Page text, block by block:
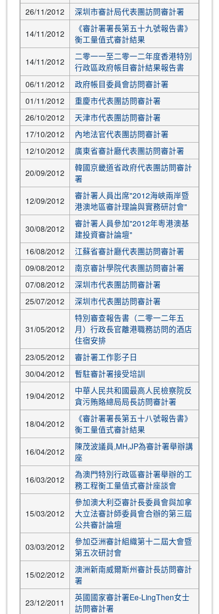
26/11/2012
深圳市審計局代表團訪問審計署
14/11/2012
《審計署署長第五十九號報告書》
衡工量值式審計結果
14/11/2012
二零一一至二零一二年度香港特別
行政區政府帳目審計結果報告書
06/11/2012
政府帳目委員會訪問審計署
01/11/2012
重慶市代表團訪問審計署
26/10/2012
天津市代表團訪問審計署
17/10/2012
內地法官代表團訪問審計署
12/10/2012
廣東省審計廳代表團訪問審計署
20/09/2012
韓國京畿道省政府代表團訪問審計
署
12/09/2012
審計署人員出席"2012海峽兩岸暨
港澳地區審計理論與實務研討會"
30/08/2012
審計署人員參加"2012年粵港澳基
建投資審計論壇"
16/08/2012
江蘇省審計廳代表團訪問審計署
09/08/2012
南京審計學院代表團訪問審計署
07/08/2012
深圳市代表團訪問審計署
25/07/2012
深圳市代表團訪問審計署
31/05/2012
特別審查報告書（二零一二年五
月）行政長官離港職務訪問的酒店
住宿安排
23/05/2012
審計署工作影子日
30/04/2012
暫駐審計署接受培訓
19/04/2012
中華人民共和國最高人民檢察院反
貪污賄賂總局局長訪問審計署
18/04/2012
《審計署署長第五十八號報告書》
衡工量值式審計結果
16/04/2012
陳茂波議員,MH,JP為審計署舉辦講
座
16/03/2012
為澳門特別行政區審計署舉辦的工
務工程衡工量值式審計座談會
15/03/2012
參加澳大利亞審計長委員會與加拿
大立法審計師委員會合辦的第三屆
公共審計論壇
03/03/2012
參加亞洲審計組織第十二屆大會暨
第五次研討會
15/02/2012
澳洲新南威爾斯州審計長訪問審計
署
23/12/2011
英國國家審計署Ee-LingThen女士
訪問審計署